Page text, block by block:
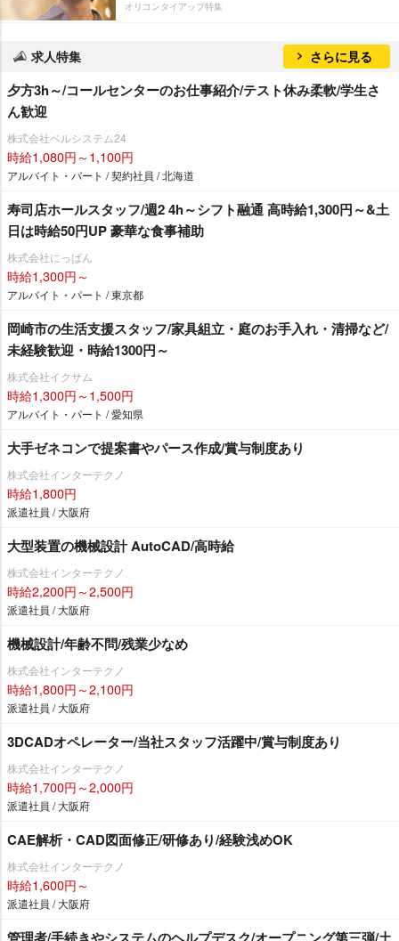
オリコンタイアップ特集
求人特集 さらに見る
夕方3h～/コールセンターのお仕事紹介/テスト休み柔軟/学生さ
ん歓迎
株式会社ベルシステム24
時給1,080円～1,100円
アルバイト・パート / 契約社員 / 北海道
寿司店ホールスタッフ/週2 4h～シフト融通 高時給1,300円～&土
日は時給50円UP 豪華な食事補助
株式会社にっぱん
時給1,300円～
アルバイト・パート / 東京都
岡崎市の生活支援スタッフ/家具組立・庭のお手入れ・清掃など/
未経験歓迎・時給1300円～
株式会社イクサム
時給1,300円～1,500円
アルバイト・パート / 愛知県
大手ゼネコンで提案書やパース作成/賞与制度あり
株式会社インターテクノ
時給1,800円
派遣社員 / 大阪府
大型装置の機械設計 AutoCAD/高時給
株式会社インターテクノ
時給2,200円～2,500円
派遣社員 / 大阪府
機械設計/年齢不問/残業少なめ
株式会社インターテクノ
時給1,800円～2,100円
派遣社員 / 大阪府
3DCADオペレーター/当社スタッフ活躍中/賞与制度あり
株式会社インターテクノ
時給1,700円～2,000円
派遣社員 / 大阪府
CAE解析・CAD図面修正/研修あり/経験浅めOK
株式会社インターテクノ
時給1,600円～
派遣社員 / 大阪府